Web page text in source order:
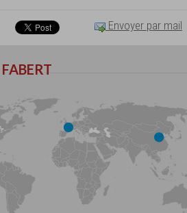
Envoyer par mail
FABERT